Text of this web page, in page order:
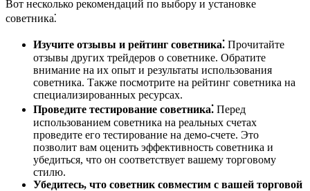
Вот несколько рекомендаций по выбору и установке
советника⁚
Изучите отзывы и рейтинг советника⁚ Прочитайте
отзывы других трейдеров о советнике. Обратите
внимание на их опыт и результаты использования
советника. Также посмотрите на рейтинг советника на
специализированных ресурсах.
Проведите тестирование советника⁚ Перед
использованием советника на реальных счетах
проведите его тестирование на демо-счете. Это
позволит вам оценить эффективность советника и
убедиться, что он соответствует вашему торговому
стилю.
Убедитесь, что советник совместим с вашей торговой